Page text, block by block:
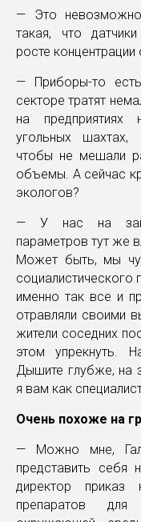
— Это
такая, что
росте концентрации
— Приборы-то
секторе тратят
на предприятиях
угольных шахтах,
чтобы не мешали
объемы. А сейчас
экологов?
— У нас на
параметров тут же
Может быть, мы
социалистического
именно так все и
отравляли своими
жители соседних
этом упрекнуть.
Дышите глубже, на
я вам как
Очень похоже на
— Можно мне,
представить
директор приказ
препаратов для